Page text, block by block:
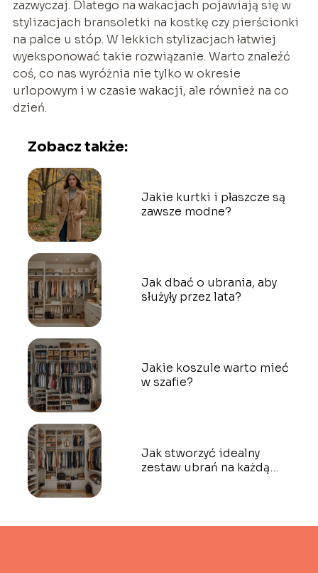
zazwyczaj. Dlatego na wakacjach pojawiają się w
stylizacjach bransoletki na kostkę czy pierścionki
na palce u stóp. W lekkich stylizacjach łatwiej
wyeksponować takie rozwiązanie. Warto znaleźć
coś, co nas wyróżnia nie tylko w okresie
urlopowym i w czasie wakacji, ale również na co
dzień.
Zobacz także:
Jakie kurtki i płaszcze są
zawsze modne?
Jak dbać o ubrania, aby
służyły przez lata?
Jakie koszule warto mieć
w szafie?
Jak stworzyć idealny
zestaw ubrań na każdą